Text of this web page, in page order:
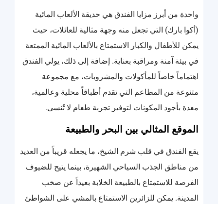
واحدة من أبرز مزايا الفندق هي حديقة الألعاب المائية
(أكوا بارك) التي تجعل منه وجهة مثالية للعائلات، حيث
يمكن للأطفال والكبار الاستمتاع بالألعاب المائية الممتعة
في بيئة آمنة ومراقبة بعناية. إضافة إلى ذلك، يولي الفندق
اهتماماً خاصاً للمأكولات والمشروبات، مع مجموعة
متنوعة من المطاعم التي تقدم أطباقاً محلية وعالمية،
معدة بأجود المكونات لتوفير تجربة طعام لا تُنسى.
الموقع المثالي بين البحر والطبيعة
يقع الفندق في قلب شرم الشيخ، ما يجعله قريباً من العديد
من مناطق الجذب السياحي الشهيرة، بينما يتيح للضيوف
الفرصة للاستمتاع بالطبيعة الخلابة بعيداً عن صخب
المدينة. يمكن للزائرين الاستمتاع بالمشي على الشواطئ